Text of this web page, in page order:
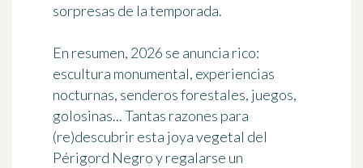
sorpresas de la temporada.
En resumen, 2026 se anuncia rico:
escultura monumental, experiencias
nocturnas, senderos forestales, juegos,
golosinas... Tantas razones para
(re)descubrir esta joya vegetal del
Périgord Negro y regalarse un